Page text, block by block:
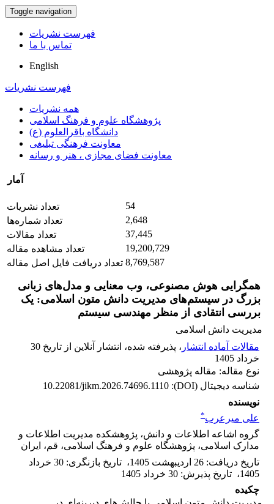
Toggle navigation
فهرست نشریات
تماس با ما
English
فهرست نشریات
همه نشریات
پژوهشگاه علوم و فرهنگ اسلامی
دانشگاه باقرالعلوم (ع)
معاونت فرهنگی تبلیغی
معاونت فضای مجازی ، هنر و رسانه
آمار
تعداد نشریات
54
تعداد شماره‌ها
2,648
تعداد مقالات
37,445
تعداد مشاهده مقاله
19,200,729
تعداد دریافت فایل اصل مقاله 8,769,587
همگرایی هوش مصنوعی، وب معنایی و مدل‌های زبانی
بزرگ در سیستم‌های مدیریت دانش متون اسلامی: یک
بررسی انتقادی از منظر مهندسی سیستم
مدیریت دانش اسلامی
مقالات آماده انتشار
، پذیرفته شده، انتشار آنلاین از تاریخ 30
خرداد 1405
نوع مقاله: مقاله پژوهشی
شناسه دیجیتال (DOI):
10.22081/jikm.2026.74696.1110
نویسنده
علی میرعرب*
گروه اشاعه اطلاعات و دانش، پژوهشکده مدیریت اطلاعات و
مدارک اسلامی، پژوهشگاه علوم و فرهنگ اسلامی، قم، ایران
تاریخ دریافت: 26 اردیبهشت 1405 ، تاریخ بازنگری:
30 خرداد
1405، تاریخ پذیرش: 30 خرداد 1405
چکیده